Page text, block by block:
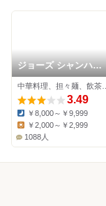
ジョーズ シャンハイ
ニューヨーク 池袋店
3.49
Dinner:
￥8,000～￥9,999
￥2,000～￥2,999
1088人